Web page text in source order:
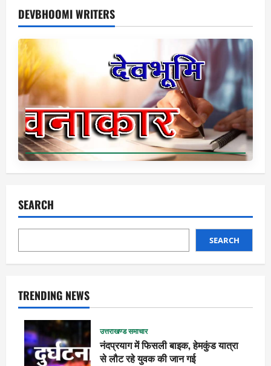
DEVBHOOMI WRITERS
SEARCH
SEARCH
TRENDING NEWS
उत्तराखण्ड समाचार
नंदप्रयाग में फिसली बाइक, हेमकुंड यात्रा
से लौट रहे युवक की जान गई